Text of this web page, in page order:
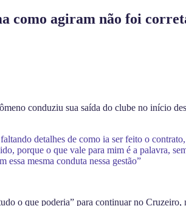
como agiram não foi
conduziu sua saída do clube no início
detalhes de como ia ser feito o
porque o que vale para mim é a palavra,
mesma conduta nessa gestão”
o que poderia” para continuar no Cruzeiro,